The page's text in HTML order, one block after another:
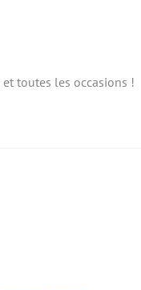
toutes les occasions !